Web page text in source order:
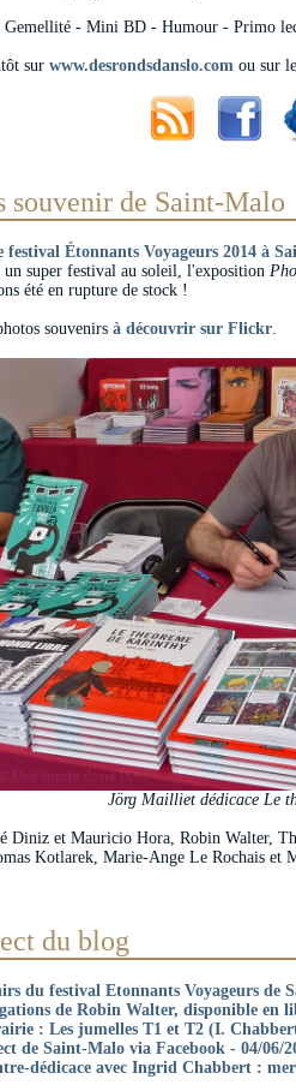
Gemellité - Mini BD - Humour - Primo
sur www.desrondsdanslo.com ou sur
souvenir de Saint-Malo
festival Étonnants Voyageurs 2014 à
un super festival au soleil, l'exposition
été en rupture de stock !
souvenirs à découvrir sur Flickr.
Jörg Mailliet dédicace Le
Diniz et Mauricio Hora, Robin Walter,
Kotlarek, Marie-Ange Le Rochais et
du blog
du festival Etonnants Voyageurs de
de Robin Walter, disponible en
: Les jumelles T1 et T2 (I.
de Saint-Malo via Facebook - 04/06/
dédicace avec Ingrid Chabbert :